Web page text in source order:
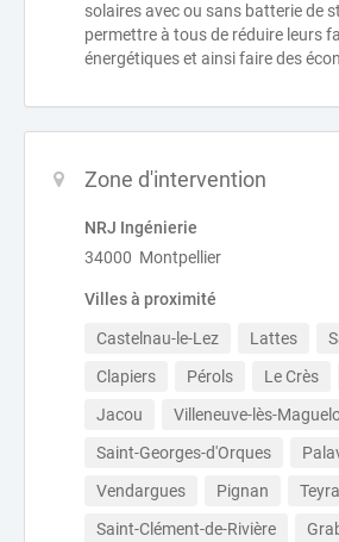
solaires avec ou sans batterie de
permettre à tous de réduire leurs
énergétiques et ainsi faire des
Zone d'intervention
NRJ Ingénierie
34000 Montpellier
Villes à proximité
Castelnau-le-Lez Lattes
Clapiers
Pérols Le Crès
Jacou
Villeneuve-lès-
Saint-Georges-d'Orques
Vendargues
Pignan
Saint-Clément-de-Rivière